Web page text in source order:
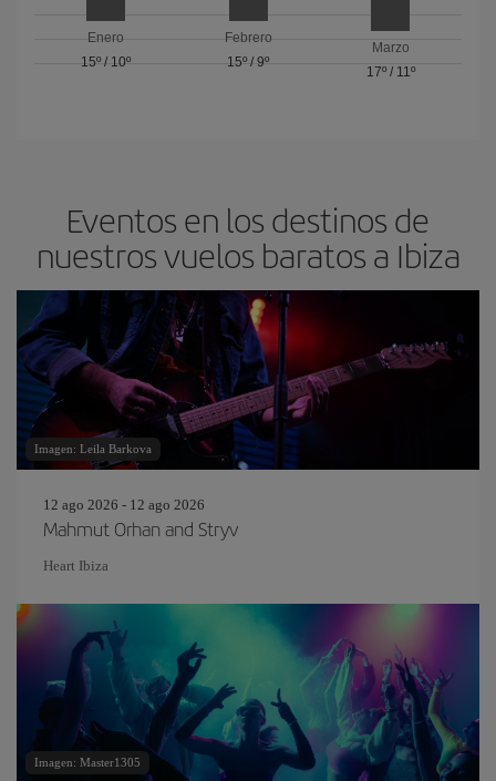
Enero
15º/ 10º
Febrero
15º / 9º
Marzo
17º/ 11º
Eventos en los destinos de
nuestros vuelos baratos a Ibiza
Imagen: Leila Barkova
12 ago 2026 - 12 ago 2026
Mahmut Orhan and Stryv
Heart Ibiza
Imagen: Master1305